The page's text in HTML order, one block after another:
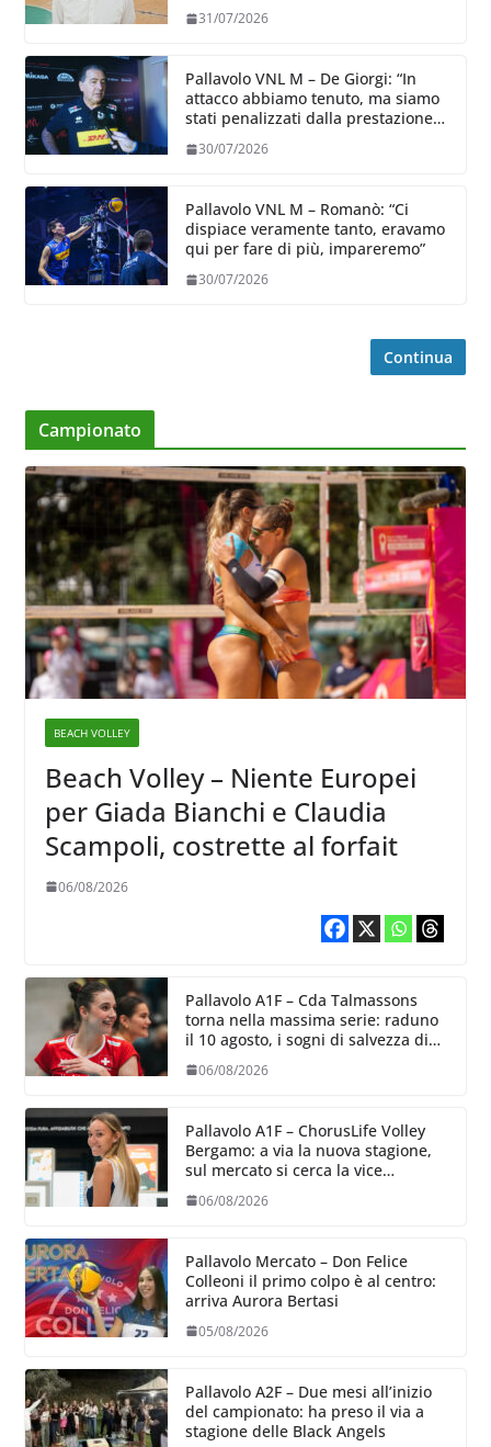
31/07/2026
Pallavolo VNL M – De Giorgi: “In
attacco abbiamo tenuto, ma siamo
stati penalizzati dalla prestazione
30/07/2026
Pallavolo VNL M – Romanò: “Ci
dispiace veramente tanto, eravamo
qui per fare di più, impareremo”
30/07/2026
Continua
Campionato
BEACH VOLLEY
Beach Volley – Niente Europei
per Giada Bianchi e Claudia
Scampoli, costrette al forfait
06/08/2026
Pallavolo A1F – Cda Talmassons
torna nella massima serie: raduno
il 10 agosto, i sogni di salvezza di
Julie Lengweiler,
06/08/2026
Pallavolo A1F – ChorusLife Volley
Bergamo: a via la nuova stagione,
sul mercato si cerca la vice
Ungureanu
06/08/2026
Pallavolo Mercato – Don Felice
Colleoni il primo colpo è al centro:
arriva Aurora Bertasi
05/08/2026
Pallavolo A2F – Due mesi all’inizio
del campionato: ha preso il via a
stagione delle Black Angels